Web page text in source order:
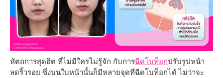
หัตถการสุดฮิต ที่ไม่มีใครไม่รู้จัก กับการฉีดโบท็อกปรับรูปหน้า
ลดริ้วรอย ซึ่งบนใบหน้านั้นก็มีหลายจุดที่ฉีดโบท็อกได้ ไม่ว่าจะ